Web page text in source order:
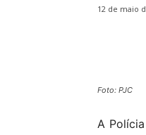
12 de maio
Foto: PJC
A